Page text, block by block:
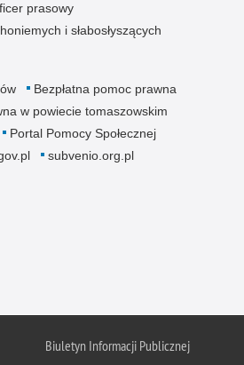
prasowy
i słabosłyszących
Bezpłatna pomoc prawna
w powiecie tomaszowskim
Portal Pomocy Społecznej
subvenio.org.pl
Biuletyn Informacji Publicznej